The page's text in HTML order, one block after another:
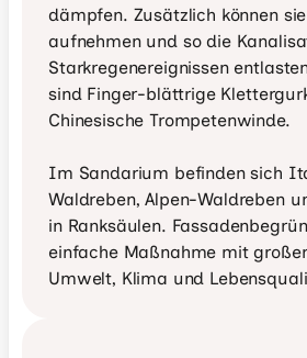
dämpfen. Zusätzlich können
aufnehmen und so die
Starkregenereignissen
sind Finger-blättrige
Chinesische Trompetenwinde.
Im Sandarium befinden sich
Waldreben, Alpen-Waldreben
in Ranksäulen.
einfache Maßnahme mit
Umwelt, Klima und